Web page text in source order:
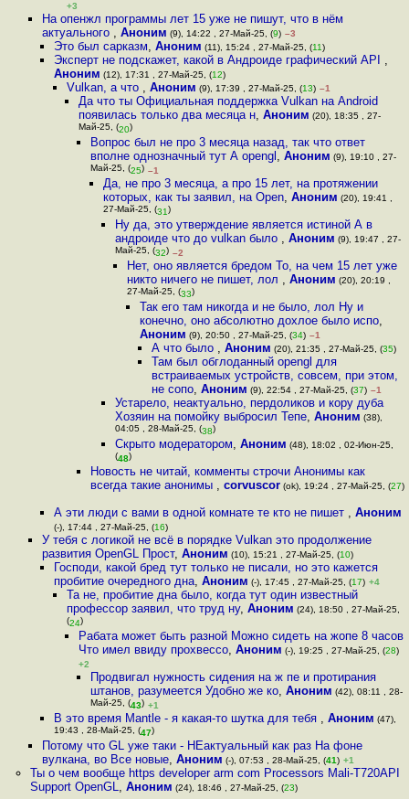
+3
На опенжл программы лет 15 уже не пишут, что в нём
актуального , Аноним (9), 14:22 , 27-Май-25, (9) –3
Это был сарказм,Аноним (11), 15:24 , 27-Май-25, (11)
Эксперт не подскажет, какой в Андроиде графический API ,
Аноним (12), 17:31 , 27-Май-25, (12)
Vulkan, а что , Аноним (9), 17:39 , 27-Май-25, (13) –1
Да что ты Официальная поддержка Vulkan на Android
появилась только два месяца н, Аноним (20), 18:35 , 27-
Май-25, (20)
Вопрос был не про 3 месяца назад, так что ответ
вполне однозначный тут А opengl ,Аноним (9), 19:10 , 27-
Май-25, (25) –1
Да, не про 3 месяца, а про 15 лет, на протяжении
которых, как ты заявил, на Open, Аноним (20), 19:41 ,
27-Май-25, (31)
Ну да, это утверждение является истиной А в
андроиде что до vulkan было , Аноним (9), 19:47 , 27-
Май-25, (32) –2
Нет, оно является бредом То, на чем 15 лет уже
никто ничего не пишет, лол ,Аноним (20), 20:19 ,
27-Май-25, (33)
Так его там никогда и не было, лол Ну и
конечно, оно абсолютно дохлое было испо,
Аноним (9), 20:50 , 27-Май-25, (34) –1
А что было , Аноним (20), 21:35 , 27-Май-25, (35)
Там был обглоданный opengl для
встраиваемых устройств, совсем, при этом,
не сопо, Аноним (9), 22:54 , 27-Май-25, (37) –1
Устарело, неактуально, пердоликов и кору дуба
Хозяин на помойку выбросил Тепе, Аноним (38),
04:05 , 28-Май-25, (38)
Скрыто модератором, Аноним (48), 18:02 , 02-Июн-25,
(48)
Новость не читай, комменты строчи Анонимы как
всегда такие анонимы ,corvuscor (ok), 19:24 , 27-Май-25, (27)
А эти люди с вами в одной комнате те кто не пишет ,Аноним
(-), 17:44 , 27-Май-25, (16)
У тебя с логикой не всё в порядке Vulkan это продолжение
развития OpenGL Прост, Аноним (10), 15:21 , 27-Май-25, (10)
Господи, какой бред тут только не писали, но это кажется
пробитие очередного дна,Аноним (-), 17:45 , 27-Май-25, (17) +4
Та не, пробитие дна было, когда тут один известный
профессор заявил, что труд ну, Аноним (24), 18:50 , 27-Май-25,
(24)
Рабата может быть разной Можно сидеть на жопе 8 часов
Что имел ввиду прохвессо, Аноним (-), 19:25 , 27-Май-25, (28)
+2
Продвигал нужность сидения на ж пе и протирания
штанов, разумеется Удобно же ко,Аноним (42), 08:11 , 28-
Май-25, (43) +1
В это время Mantle - я какая-то шутка для тебя ,Аноним (47),
19:43 , 28-Май-25, (47)
Потому что GL уже таки - НЕактуальный как раз На фоне
вулкана, во Все новые, Аноним (-), 07:53 , 28-Май-25, (41) +1
Ты о чем вообще https developer arm com Processors Mali-T720API
Support OpenGL, Аноним (24), 18:46 , 27-Май-25, (23)